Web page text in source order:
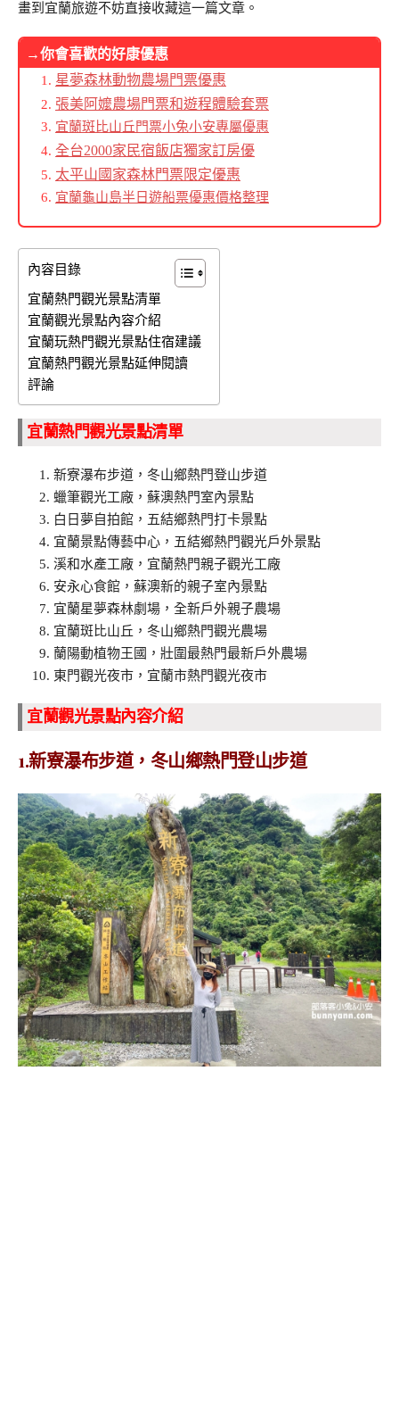
畫到宜蘭旅遊不妨直接收藏這一篇文章。
→你會喜歡的好康優惠
星夢森林動物農場門票優惠
張美阿嬤農場門票和遊程體驗套票
宜蘭斑比山丘門票小兔小安專屬優惠
全台2000家民宿飯店獨家訂房優
太平山國家森林門票限定優惠
宜蘭龜山島半日遊船票優惠價格整理
內容目錄
宜蘭熱門觀光景點清單
宜蘭觀光景點內容介紹
宜蘭玩熱門觀光景點住宿建議
宜蘭熱門觀光景點延伸閱讀
評論
宜蘭熱門觀光景點清單
新寮瀑布步道，冬山鄉熱門登山步道
蠟筆觀光工廠，蘇澳熱門室內景點
白日夢自拍館，五結鄉熱門打卡景點
宜蘭景點傳藝中心，五結鄉熱門觀光戶外景點
溪和水產工廠，宜蘭熱門親子觀光工廠
安永心食館，蘇澳新的親子室內景點
宜蘭星夢森林劇場，全新戶外親子農場
宜蘭斑比山丘，冬山鄉熱門觀光農場
蘭陽動植物王國，壯圍最熱門最新戶外農場
東門觀光夜市，宜蘭市熱門觀光夜市
宜蘭觀光景點內容介紹
1.新寮瀑布步道，冬山鄉熱門登山步道